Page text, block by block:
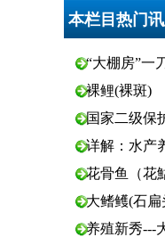
本栏目热门
“大棚房”一
裸鲤(裸斑)
国家二级保
详解：水产
花骨鱼（花
大鳍鳠(石
养殖新秀---